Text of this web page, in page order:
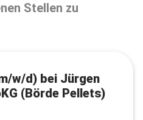
Stellen zu
w/d) bei Jürgen
(Börde Pellets)